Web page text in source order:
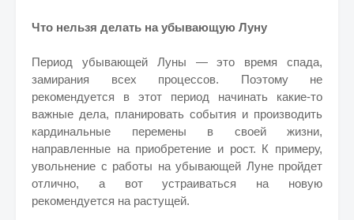
Что нельзя делать на убывающую Луну
Период убывающей Луны — это время спада,
замирания всех процессов. Поэтому не
рекомендуется в этот период начинать какие-то
важные дела, планировать события и производить
кардинальные перемены в своей жизни,
направленные на приобретение и рост. К примеру,
увольнение с работы на убывающей Луне пройдет
отлично, а вот устраиваться на новую
рекомендуется на растущей.